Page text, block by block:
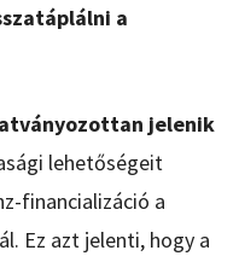
a
jelenik
lehetőségeit
financializáció a
Ez azt jelenti, hogy a